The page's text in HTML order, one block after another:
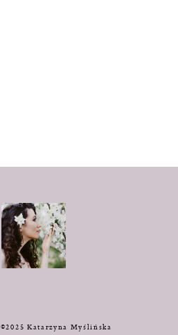
©2025 Katarzyna Myślińska